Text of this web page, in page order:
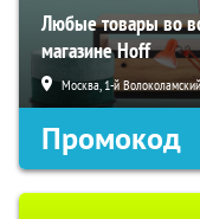
Любые товары во
магазине Hoff
Москва, 1-й
Промокод